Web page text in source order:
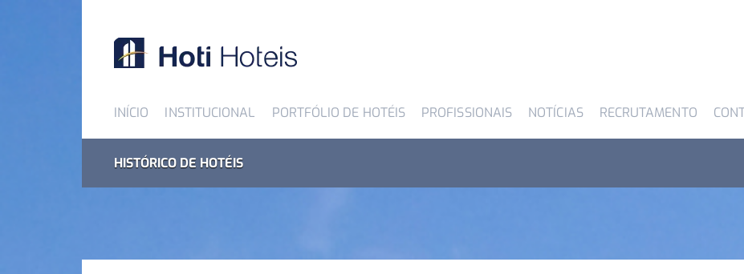
INÍCIO INSTITUCIONAL PORTFÓLIO DE HOTÉIS PROFISSIONAIS NOTÍCIAS RECRUTAMENTO
HISTÓRICO DE HOTÉIS